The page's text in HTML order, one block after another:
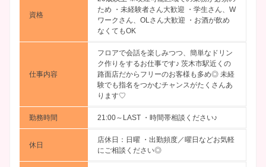
資格
ため ・未経験者さん大歓迎 ・学生さん、W
ワークさん、OLさん大歓迎 ・お酒が飲め
なくてもOK
仕事内容
フロアで会話を楽しみつつ、簡単なドリン
ク作りをするお仕事です♪ 茨木市駅近くの
路面店だからフリーのお客様も多め◎ 未経
験でも指名をつかむチャンスがたくさんあ
ります♡
勤務時間 21:00～LAST ・時間帯相談ください♪
休日
店休日：日曜 ・出勤頻度／曜日などお気軽
にご相談ください◎